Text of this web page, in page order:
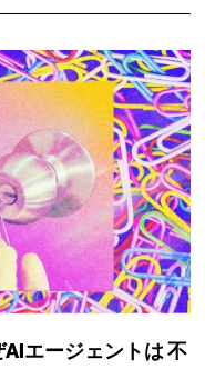
AIエージェントは不